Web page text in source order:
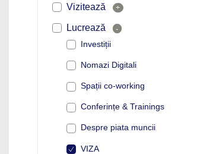
Vizitează +
Lucrează -
Investiții
Nomazi Digitali
Spații co-working
Conferințe & Trainings
Despre piata muncii
VIZA